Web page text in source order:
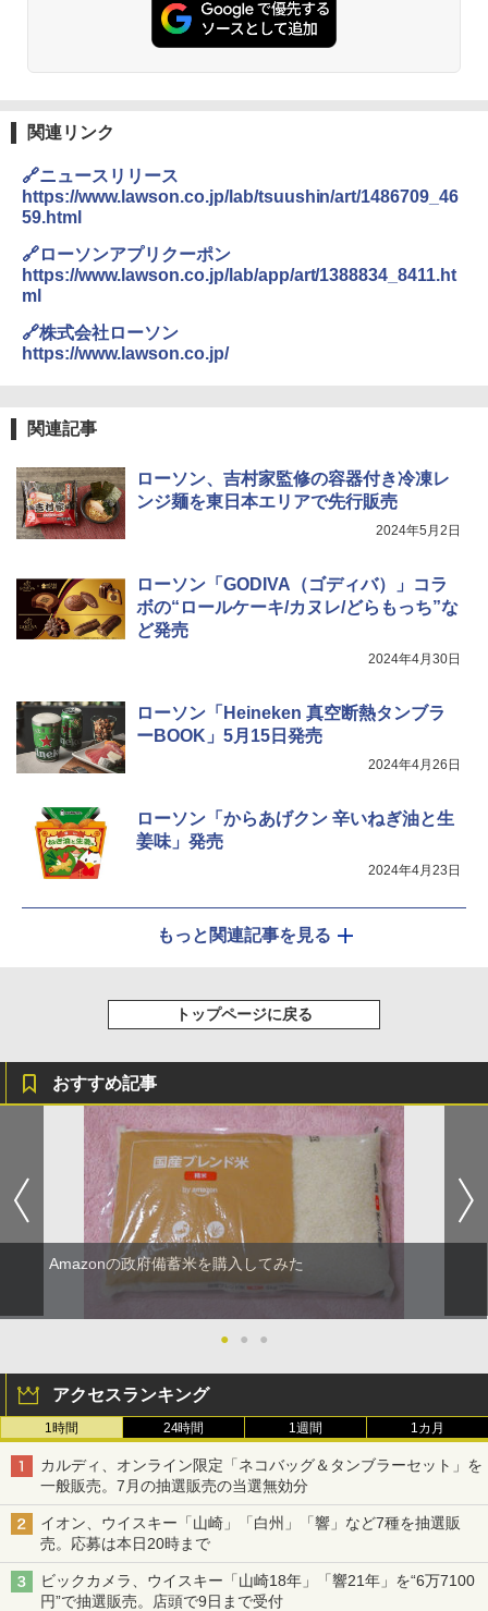
関連リンク
🔗ニュースリリース
https://www.lawson.co.jp/lab/tsuushin/art/1486709_46
59.html
🔗ローソンアプリクーポン
https://www.lawson.co.jp/lab/app/art/1388834_8411.ht
ml
🔗株式会社ローソン
https://www.lawson.co.jp/
関連記事
ローソン、吉村家監修の容器付き冷凍レ
ンジ麺を東日本エリアで先行販売
2024年5月2日
ローソン「GODIVA（ゴディバ）」コラ
ボの“ロールケーキ/カヌレ/どらもっち”な
ど発売
2024年4月30日
ローソン「Heineken 真空断熱タンブラ
ーBOOK」5月15日発売
2024年4月26日
ローソン「からあげクン 辛いねぎ油と生
姜味」発売
2024年4月23日
もっと関連記事を見る
トップページに戻る
おすすめ記事
Amazonの政府備蓄米を購入してみた
● ● ●
アクセスランキング
1時間 24時間 1週間 1カ月
カルディ、オンライン限定「ネコバッグ＆タンブラーセット」を
一般販売。7月の抽選販売の当選無効分
イオン、ウイスキー「山崎」「白州」「響」など7種を抽選販
売。応募は本日20時まで
ビックカメラ、ウイスキー「山崎18年」「響21年」を“6万7100
円”で抽選販売。店頭で9日まで受付